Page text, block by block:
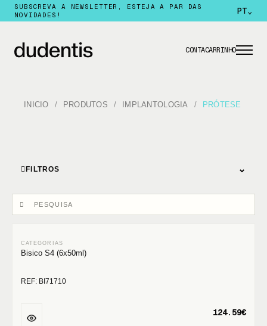
SUBSCREVA A NEWSLETTER, ESTEJA A PAR DAS
NOVIDADES!
PT⌄
CONTACARRINHO
INICIO PRODUTOS IMPLANTOLOGIA PRÓTESE
FILTROS ⌄
Bisico S4 (6x50ml)
REF: BI71710
124.59€